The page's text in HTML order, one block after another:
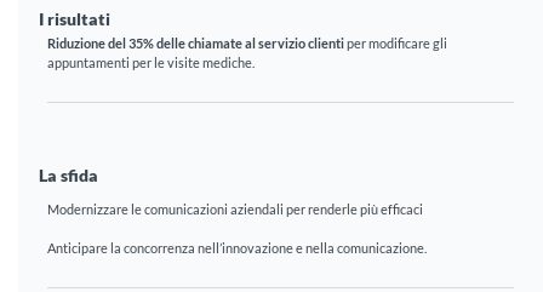
I risultati
Riduzione del 35% delle chiamate al servizio clientiper modificare gli
appuntamenti per le visite mediche.
La sfida
Modernizzare le comunicazioni aziendali per renderle più efficaci
Anticipare la concorrenza nell’innovazione e nella comunicazione.